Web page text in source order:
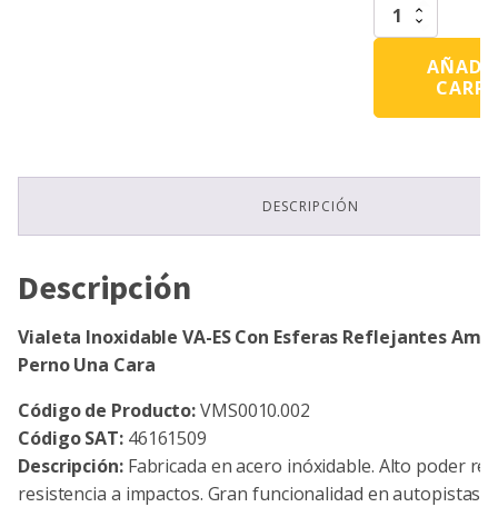
Vialeta
Inoxidable
Esferas
Con
DESCRIPCIÓN
Descripción
Vialeta Inoxidable VA-ES Con Esferas Reflejantes
Perno Una Cara
Código de Producto:VMS0010.002
Código SAT:46161509
Descripción:Fabricada en acero inóxidable. Alto poder
resistencia a impactos. Gran funcionalidad en autopistas y